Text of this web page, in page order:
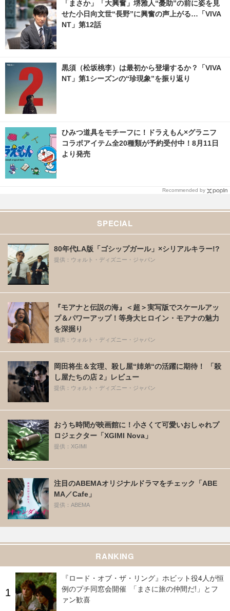
「まさか」「大興奮」堺雅人“憂助”の前に姿を見
せた小日向文世“長野”に興奮の声上がる…「VIVA
NT」第12話
黒須（松坂桃李）は最初から登場するか？「VIVA
NT」第1シーズンの“珍現象”を振り返り
ひみつ道具をモチーフに！ドラえもん×グラニフ
コラボアイテム全20種類が予約受付中！8月11日
より発売
Recommended by
SPECIAL
80年代LA版「ゴシップガール」×シリアルキラー!?
提供：ウォルト・ディズニー・ジャパン
『モアナと伝説の海』＜超＞実写版でスケールアッ
プ＆パワーアップ！等身大ヒロイン・モアナの魅力
を深掘り
提供：ウォルト・ディズニー・ジャパン
岡田将生＆玄理、殺し屋“姉弟“の活躍に期待！ 「殺
し屋たちの店 2」レビュー
提供：ウォルト・ディズニー・ジャパン
おうち時間が映画館に！小さくて可愛いおしゃれプ
ロジェクター「XGIMI Nova」
提供：XGIMI
注目のABEMAオリジナルドラマをチェック「ABE
MA／Cafe」
提供：ABEMA
RANKING
『ロード・オブ・ザ・リング』ホビット役4人が恒
例のプチ同窓会開催 「まさに旅の仲間だ!」とフ
ァン歓喜